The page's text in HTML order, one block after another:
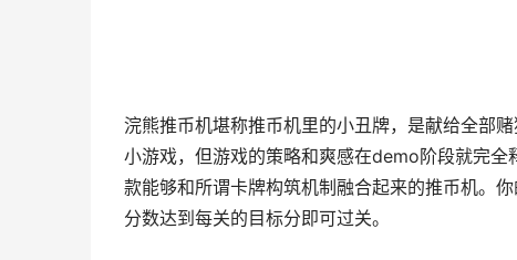
浣熊推币机堪称推币机里的小丑牌，是献给全部
小游戏，但游戏的策略和爽感在demo阶段就完
款能够和所谓卡牌构筑机制融合起来的推币机。
分数达到每关的目标分即可过关。